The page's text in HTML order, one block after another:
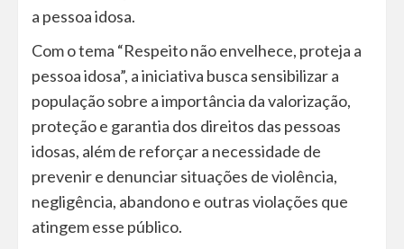
a pessoa idosa.
Com o tema “Respeito não envelhece, proteja a
pessoa idosa”, a iniciativa busca sensibilizar a
população sobre a importância da valorização,
proteção e garantia dos direitos das pessoas
idosas, além de reforçar a necessidade de
prevenir e denunciar situações de violência,
negligência, abandono e outras violações que
atingem esse público.